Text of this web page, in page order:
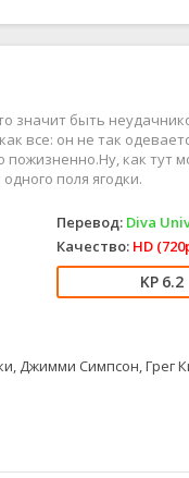
значит быть
все: он не так
как тут
поля ягодки.
Перевод: Diva
Качество: HD
6.2
Джимми Симпсон, Грег